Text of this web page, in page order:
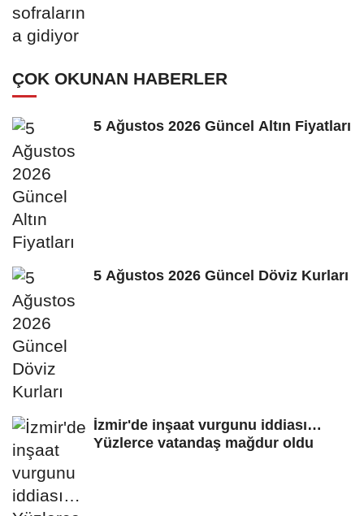
ÇOK OKUNAN HABERLER
5 Ağustos 2026 Güncel Altın Fiyatları
5 Ağustos 2026 Güncel Döviz Kurları
İzmir'de inşaat vurgunu iddiası…
Yüzlerce vatandaş mağdur oldu